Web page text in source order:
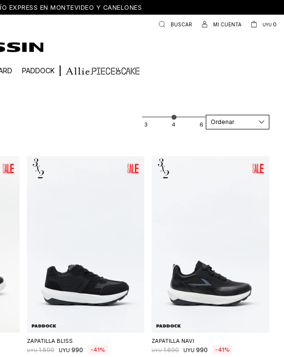
EXPRESS EN MONTEVIDEO Y CANELONES
PADDOCK
UYU 0
Recomendados
ZAPATILLA BLISS
UYU 1.690 UYU 990 41
ZAPATILLA NAVI
UYU 1.690 UYU 990 41